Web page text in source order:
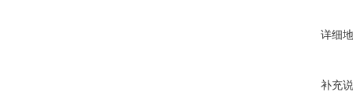
详细
补充